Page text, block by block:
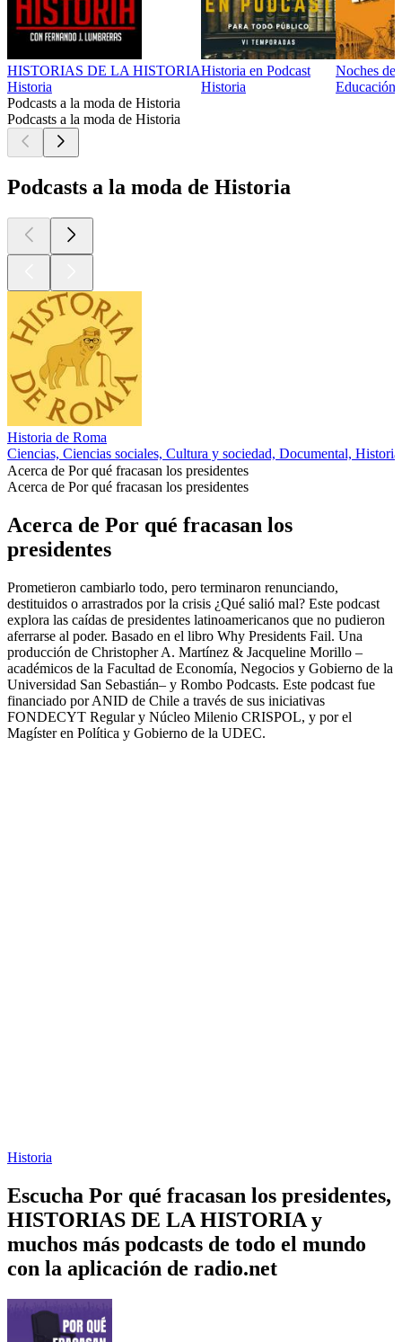
HISTORIAS DE LA HISTORIA
Historia
Historia en Podcast
Historia
Noches de
Podcasts a la moda de Historia
Podcasts a la moda de Historia
Podcasts a la moda de Historia
Historia de Roma
Ciencias, Ciencias sociales, Cultura y sociedad, Documental, Historia
Acerca de Por qué fracasan los presidentes
Acerca de Por qué fracasan los presidentes
Acerca de Por qué fracasan los
presidentes
Prometieron cambiarlo todo, pero terminaron renunciando,
destituidos o arrastrados por la crisis ¿Qué salió mal? Este podcast
explora las caídas de presidentes latinoamericanos que no pudieron
aferrarse al poder. Basado en el libro Why Presidents Fail. Una
producción de Christopher A. Martínez & Jacqueline Morillo –
académicos de la Facultad de Economía, Negocios y Gobierno de la
Universidad San Sebastián– y Rombo Podcasts. Este podcast fue
financiado por ANID de Chile a través de sus iniciativas
FONDECYT Regular y Núcleo Milenio CRISPOL, y por el
Magíster en Política y Gobierno de la UDEC.
Historia
Escucha Por qué fracasan los presidentes,
HISTORIAS DE LA HISTORIA y
muchos más podcasts de todo el mundo
con la aplicación de radio.net